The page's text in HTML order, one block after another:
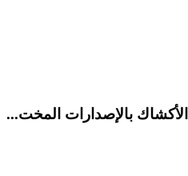
بالإصدارات المخت...